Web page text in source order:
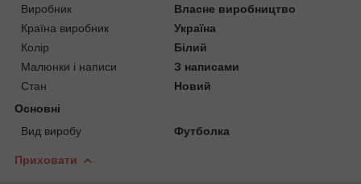
Виробник
Власне виробництво
Країна виробник
Україна
Колір
Білий
Малюнки і написи
З написами
Стан
Новий
Основні
Вид виробу
Футболка
Приховати